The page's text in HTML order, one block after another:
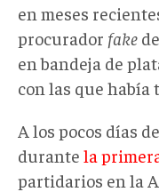
en meses
procurador fake
en bandeja de
con las que había
A los pocos días
durante la
partidarios en la